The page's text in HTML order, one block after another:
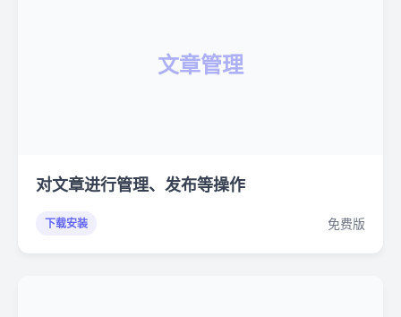
文章管理
对文章进行管理、发布等操作
下载安装 免费版